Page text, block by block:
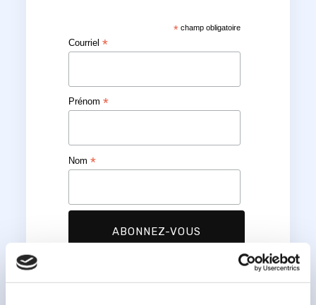
*champ obligatoire
Courriel*
Prénom*
Nom*